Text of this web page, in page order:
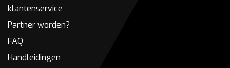
klantenservice
Partner worden?
FAQ
Handleidingen